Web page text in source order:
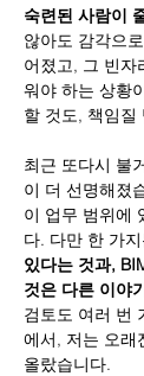
숙련된 사람이
않아도 감각으
어졌고, 그 빈자
워야 하는 상황
할 것도, 책임질
최근 또다시 불
이 더 선명해졌
이 업무 범위에
다. 다만 한 가
있다는 것과,
것은 다른 이야
검토도 여러 번
에서, 저는 오래
올랐습니다.